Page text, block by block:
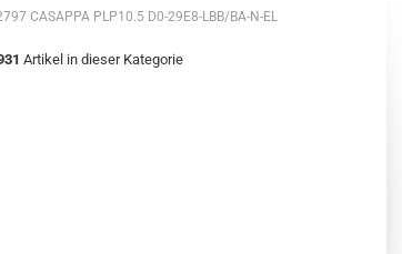
CASAPPA PLP10.5 D0-29E8-LBB/BA-N-EL
Artikel in dieser Kategorie